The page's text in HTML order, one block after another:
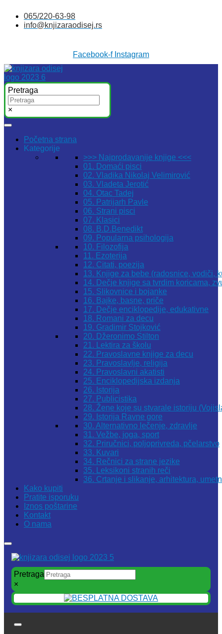
sadržaj
065/220-63-98
info@knjizaraodisej.rs
Facebook-f Instagram
Pretraga
×
Početna strana
Kategorije
>>> Najprodavanije knjige <<<
01. Domaći pisci
02. Vladika Nikolaj Velimirović
03. Vladeta Jerotić
04. Otac Tadej
05. Patrijarh Pavle
06. Strani pisci
07. Klasici
08. B.D.Benedikt
09. Popularna psihologija
10. Filozofija
11. Ezoterija
12. Citati, poezija
13. Knjige za bebe (radosnice, vodiči,
14. Dečje knjige sa tvrdim koricama,
15. Slikovnice i bojanke
16. Bajke, basne, priče
17. Dečje enciklopedije, edukativne
18. Romani za decu
19. Gradimir Stojković
20. Džeronimo Stilton
21. Lektira za školu
22. Pravoslavne knjige za decu
23. Pravoslavlje, religija
24. Pravoslavni akatisti
25. Enciklopedijska izdanja
26. Istorija
27. Publicistika
28. Žene koje su stvarale istoriju
29. Istorija Ravne gore
30. Alternativno lečenje, zdravlje
31. Vežbe, joga, sport
32. Priručnici, poljoprivreda, pčelarstvo
33. Kuvari
34. Rečnici za strane jezike
35. Leksikoni stranih reči
36. Crtanje i slikanje, arhitektura,
Kako kupiti
Pratite isporuku
Iznos poštarine
Kontakt
O nama
Pretraga
×